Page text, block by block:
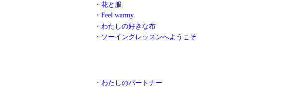
・花と服
・Feel warmy
・わたしの好きな布
・ソーイングレッスンへようこそ
・わたしのパートナー